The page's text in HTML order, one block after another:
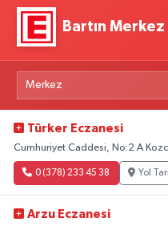
Bartın
Türker Eczanesi
Cumhuriyet Caddesi, No:2 A
0 (378) 233 45 38 Yol
Arzu Eczanesi